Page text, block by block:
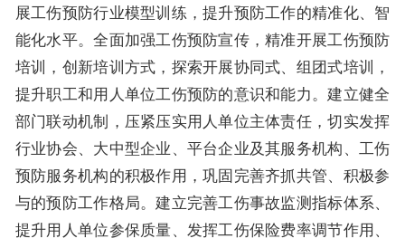
展工伤预防行业模型训练，提升预防工作的精准化、智
能化水平。全面加强工伤预防宣传，精准开展工伤预防
培训，创新培训方式，探索开展协同式、组团式培训，
提升职工和用人单位工伤预防的意识和能力。建立健全
部门联动机制，压紧压实用人单位主体责任，切实发挥
行业协会、大中型企业、平台企业及其服务机构、工伤
预防服务机构的积极作用，巩固完善齐抓共管、积极参
与的预防工作格局。建立完善工伤事故监测指标体系、
提升用人单位参保质量、发挥工伤保险费率调节作用、